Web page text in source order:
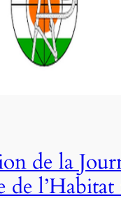
de la
de l’Habitat